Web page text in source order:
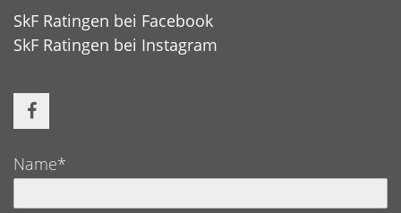
SkF Ratingen bei Facebook
SkF Ratingen bei Instagram
Name*